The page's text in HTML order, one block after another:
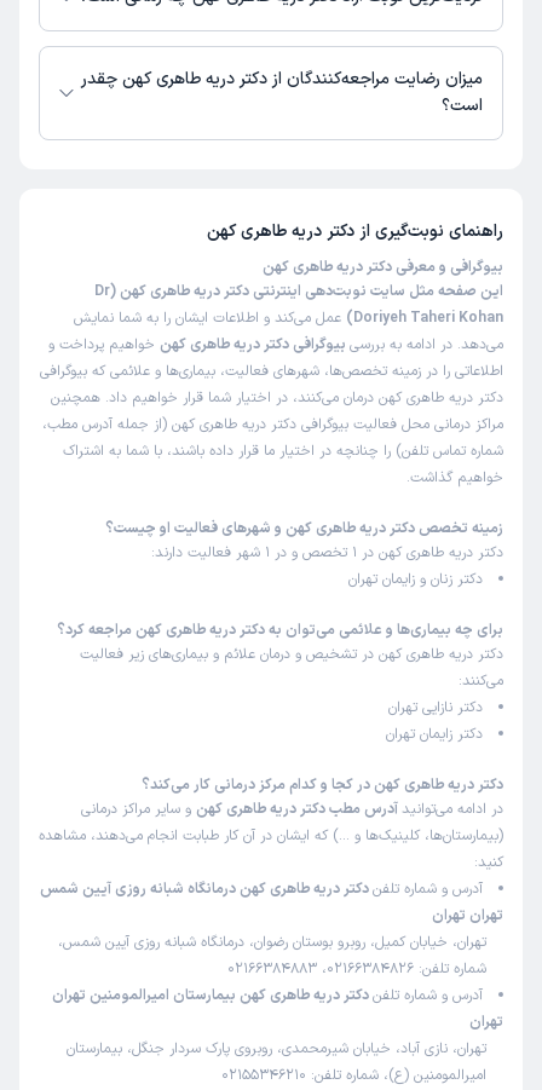
دکتر دریه طاهری کهن از روز دوشنبه 19 مرداد 1405 بیمار جدید می‌پذیرند.
میزان رضایت مراجعه‌کنندگان از دکتر دریه طاهری کهن چقدر
است؟
راهنمای نوبت‌گیری از دکتر دریه طاهری کهن
بیوگرافی و معرفی دکتر دریه طاهری کهن
این صفحه مثل سایت نوبت‌دهی اینترنتی دکتر دریه طاهری کهن (Dr
Doriyeh Taheri Kohan)
عمل می‌کند و اطلاعات ایشان را به شما نمایش
می‌دهد. در ادامه به بررسی بیوگرافی دکتر دریه طاهری کهن خواهیم پرداخت و
اطلاعاتی را در زمینه تخصص‌ها، شهرهای فعالیت، بیماری‌ها و علائمی که بیوگرافی
دکتر دریه طاهری کهن درمان می‌کنند، در اختیار شما قرار خواهیم داد. همچنین
مراکز درمانی محل فعالیت بیوگرافی دکتر دریه طاهری کهن (از جمله آدرس مطب،
شماره تماس تلفن) را چنانچه در اختیار ما قرار داده باشند، با شما به اشتراک
خواهیم گذاشت.
زمینه تخصص دکتر دریه طاهری کهن و شهرهای فعالیت او چیست؟
دکتر دریه طاهری کهن در 1 تخصص و در 1 شهر فعالیت دارند:
دکتر زنان و زایمان تهران
برای چه بیماری‌ها و علائمی می‌توان به دکتر دریه طاهری کهن مراجعه کرد؟
دکتر دریه طاهری کهن در تشخیص و درمان علائم و بیماری‌های زیر فعالیت
می‌کنند:
دکتر نازایی تهران
دکتر زایمان تهران
دکتر دریه طاهری کهن در کجا و کدام مرکز درمانی کار می‌کند؟
در ادامه می‌توانید آدرس مطب دکتر دریه طاهری کهن و سایر مراکز درمانی
(بیمارستان‌ها، کلینیک‌ها و …) که ایشان در آن کار طبابت انجام می‌دهند، مشاهده
کنید:
آدرس و شماره تلفندکتر دریه طاهری کهن درمانگاه شبانه روزی آیین شمس
تهران تهران
تهران، خیابان کمیل، روبرو بوستان رضوان، درمانگاه شبانه روزی آیین شمس،
شماره تلفن: 02166384826، 02166384883
آدرس و شماره تلفندکتر دریه طاهری کهن بیمارستان امیرالمومنین تهران
تهران
تهران، نازی آباد، خیابان شیرمحمدی، روبروی پارک سردار جنگل، بیمارستان
امیرالمومنین (ع)، شماره تلفن: 02155346210